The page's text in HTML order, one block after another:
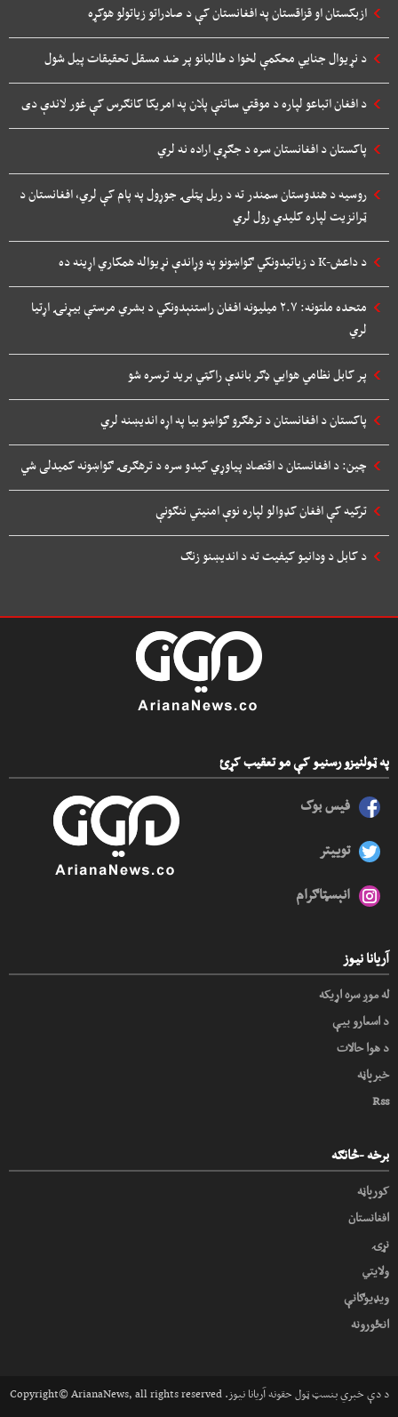
ازبکستان او قزاقستان په افغانستان کې د صادراتو زیاتولو هوکړه
د نړیوال جنایي محکمې لخوا د طالبانو پر ضد مسقل تحقیقات پیل شول
د افغان اتباعو لپاره د موقتي ساتنې پلان په امریکا کانګرس کې غور لاندې دی
پاکستان د افغانستان سره د جګړې اراده نه لري
روسیه د هندوستان سمندر ته د ریل پټلۍ جوړول په پام کې لري، افغانستان د
ټرانزیت لپاره کلیدي رول لري
د داعش-K د زیاتیدونکي ګواښونو په وړاندې نړیواله همکاري اړینه ده
متحده ملتونه: ۲.۷ میلیونه افغان راستنېدونکي د بشري مرستې بیړنۍ اړتیا
لري
پر کابل نظامي هوایي ډګر باندې راکټي برید ترسره شو
پاکستان د افغانستان د ترهګرو ګواښو بیا په اړه اندیښنه لري
چین: د افغانستان د اقتصاد پیاوړي کیدو سره د ترهګرۍ ګواښونه کمیدلی شي
ترکیه کې افغان کډوالو لپاره نوې امنیتي ننګونې
د کابل د ودانیو کیفیت ته د اندیښنو زنګ
په ټولنیزو رسنیو کې مو تعقیب کړئ
فیس بوک
توییتر
انېسټاګرام
آریانا نیوز
له موږ سره اړیکه
د اسعارو بیې
د هوا حالات
خبرپاڼه
Rss
برخه -څانګه
کورپاڼه
افغانستان
نړۍ
ولایتي
ویډیوګانې
انځورونه
Copyright© ArianaNews, all rights reserved .د دې خبري بنسټ ټول حقونه آریانا نیوز